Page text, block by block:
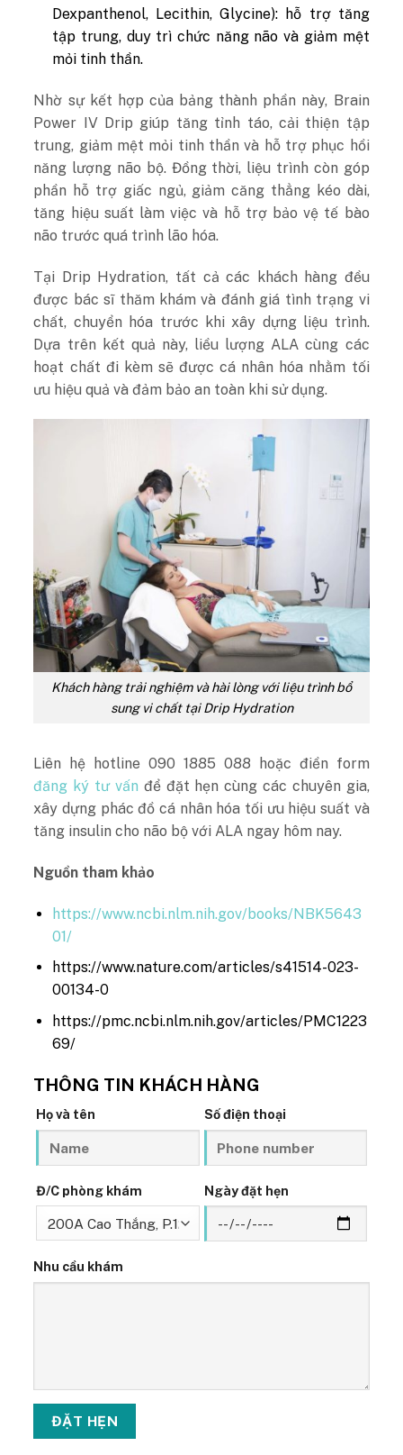
Dexpanthenol, Lecithin, Glycine): hỗ trợ tăng
tập trung, duy trì chức năng não và giảm mệt
mỏi tinh thần.
Nhờ sự kết hợp của bảng thành phần này, Brain
Power IV Drip giúp tăng tỉnh táo, cải thiện tập
trung, giảm mệt mỏi tinh thần và hỗ trợ phục hồi
năng lượng não bộ. Đồng thời, liệu trình còn góp
phần hỗ trợ giấc ngủ, giảm căng thẳng kéo dài,
tăng hiệu suất làm việc và hỗ trợ bảo vệ tế bào
não trước quá trình lão hóa.
Tại Drip Hydration, tất cả các khách hàng đều
được bác sĩ thăm khám và đánh giá tình trạng vi
chất, chuyển hóa trước khi xây dựng liệu trình.
Dựa trên kết quả này, liều lượng ALA cùng các
hoạt chất đi kèm sẽ được cá nhân hóa nhằm tối
ưu hiệu quả và đảm bảo an toàn khi sử dụng.
Khách hàng trải nghiệm và hài lòng với liệu trình bổ
sung vi chất tại Drip Hydration
Liên hệ hotline 090 1885 088 hoặc điền form
đăng ký tư vấn để đặt hẹn cùng các chuyên gia,
xây dựng phác đồ cá nhân hóa tối ưu hiệu suất và
tăng insulin cho não bộ với ALA ngay hôm nay.
Nguồn tham khảo
https://www.ncbi.nlm.nih.gov/books/NBK5643
01/
https://www.nature.com/articles/s41514-023-
00134-0
https://pmc.ncbi.nlm.nih.gov/articles/PMC1223
69/
THÔNG TIN KHÁCH HÀNG
Họ và tên Số điện thoại
Đ/C phòng khám Ngày đặt hẹn
Nhu cầu khám